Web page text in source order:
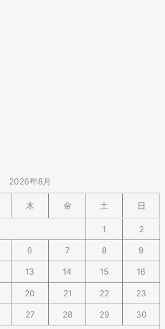
2026年8月
木 金 土 日
1 2
6 7 8 9
13 14 15 16
20 21 22 23
27 28 29 30